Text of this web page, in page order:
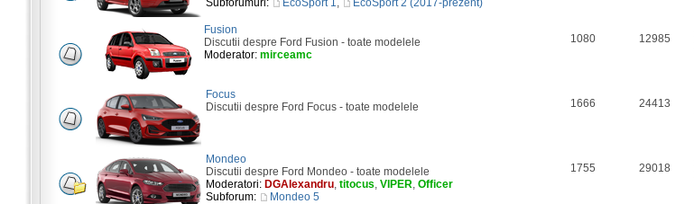
Subforumuri:
EcoSport 1, EcoSport 2 (2017-prezent)
Fusion
Discutii despre Ford Fusion - toate modelele
Moderator: mirceamc
1080 12985
Focus
Discutii despre Ford Focus - toate modelele
1666 24413
Mondeo
Discutii despre Ford Mondeo - toate modelele
Moderatori: DGAlexandru, titocus, VIPER, Officer
Subforum:
Mondeo 5
1755 29018